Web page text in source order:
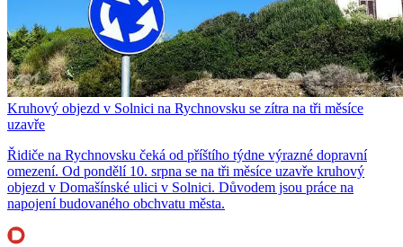
Kruhový objezd v Solnici na Rychnovsku se zítra na tři měsíce
uzavře
Řidiče na Rychnovsku čeká od příštího týdne výrazné dopravní
omezení. Od pondělí 10. srpna se na tři měsíce uzavře kruhový
objezd v Domašínské ulici v Solnici. Důvodem jsou práce na
napojení budovaného obchvatu města.